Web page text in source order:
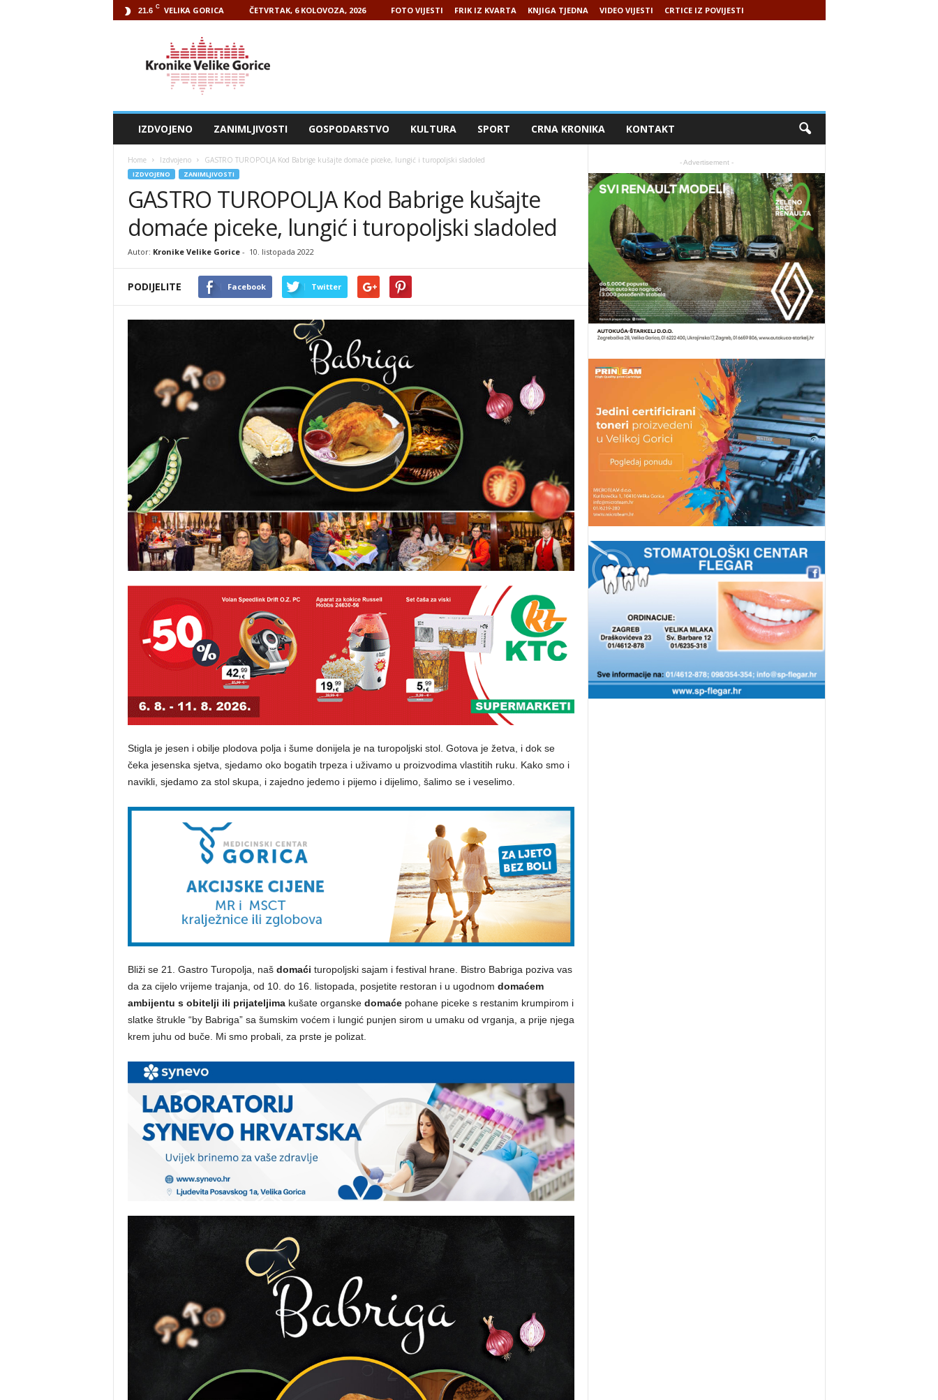
21.6 C VELIKA GORICA ČETVRTAK, 6 KOLOVOZA, 2026 FOTO VIJESTI FRIK IZ KVARTA KNJIGA TJEDNA VIDEO VIJESTI CRTICE IZ POVIJESTI
IZDVOJENO ZANIMLJIVOSTI GOSPODARSTVO KULTURA SPORT CRNA KRONIKA KONTAKT
Home Izdvojeno GASTRO TUROPOLJA Kod Babrige kušajte domaće piceke, lungić i turopoljski sladoled
IZDVOJENO ZANIMLJIVOSTI
GASTRO TUROPOLJA Kod Babrige kušajte
domaće piceke, lungić i turopoljski sladoled
Autor: Kronike Velike Gorice- 10. listopada 2022
PODIJELITE Facebook Twitter
Stigla je jesen i obilje plodova polja i šume donijela je na turopoljski stol. Gotova je žetva, i dok se
čeka jesenska sjetva, sjedamo oko bogatih trpeza i uživamo u proizvodima vlastitih ruku. Kako smo i
navikli, sjedamo za stol skupa, i zajedno jedemo i pijemo i dijelimo, šalimo se i veselimo.
Bliži se 21. Gastro Turopolja, naš domaći turopoljski sajam i festival hrane. Bistro Babriga poziva vas
da za cijelo vrijeme trajanja, od 10. do 16. listopada, posjetite restoran i u ugodnom domaćem
ambijentu s obitelji ili prijateljimakušate organske domaćepohane piceke s restanim krumpirom i
slatke štrukle “by Babriga” sa šumskim voćem i lungić punjen sirom u umaku od vrganja, a prije njega
krem juhu od buče. Mi smo probali, za prste je polizat.
- Advertisement -